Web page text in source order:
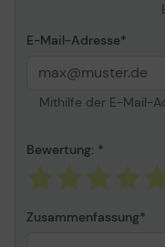
Informationen
Kompatibel mit
E-Mail-Adresse
Mithilfe der E-Mail-
Bewertung:
Zusammenfassung